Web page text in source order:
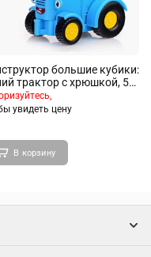
большие кубики:
трактор с хрюшкой, 5
увидеть цену
В корзину